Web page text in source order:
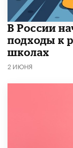
В России
подходы к
школах
2 ИЮНЯ